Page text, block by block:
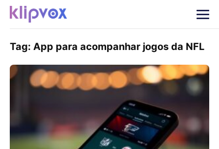
Tag: App para acompanhar jogos da NFL